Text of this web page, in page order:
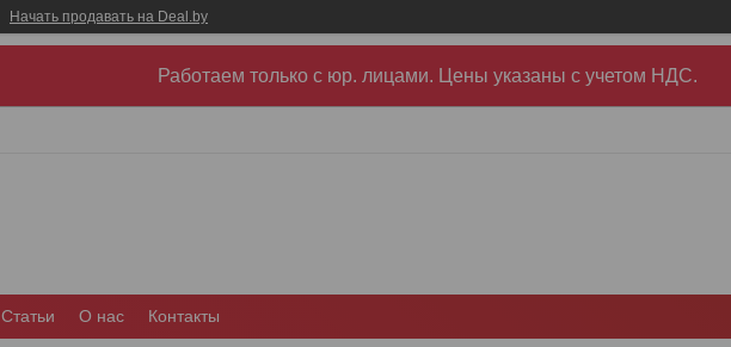
Начать продавать на Deal.by
Работаем только с юр. лицами. Цены указаны c учетом НДС.
Статьи О нас Контакты